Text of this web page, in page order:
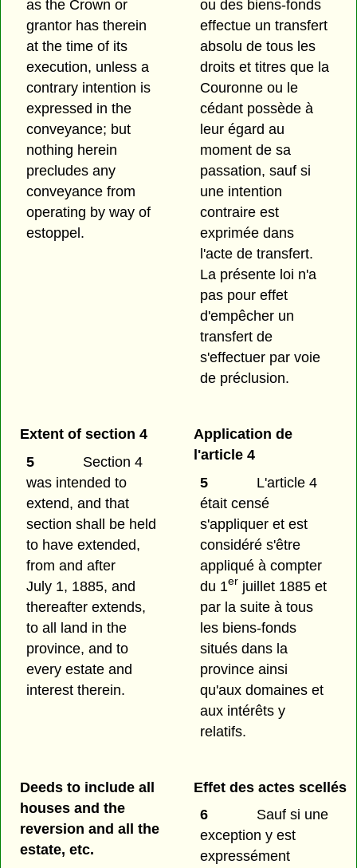
as the Crown or
grantor has therein
at the time of its
execution, unless a
contrary intention is
expressed in the
conveyance; but
nothing herein
precludes any
conveyance from
operating by way of
estoppel.
ou des biens-fonds
effectue un transfert
absolu de tous les
droits et titres que la
Couronne ou le
cédant possède à
leur égard au
moment de sa
passation, sauf si
une intention
contraire est
exprimée dans
l'acte de transfert.
La présente loi n'a
pas pour effet
d'empêcher un
transfert de
s'effectuer par voie
de préclusion.
Extent of section 4
5
Section 4
was intended to
extend, and that
section shall be held
to have extended,
from and after
July 1, 1885, and
thereafter extends,
to all land in the
province, and to
every estate and
interest therein.
Application de
l'article 4
5
L'article 4
était censé
s'appliquer et est
considéré s'être
appliqué à compter
du 1er juillet 1885 et
par la suite à tous
les biens-fonds
situés dans la
province ainsi
qu'aux domaines et
aux intérêts y
relatifs.
Deeds to include all
houses and the
reversion and all the
estate, etc.
Effet des actes scellés
6
Sauf si une
exception y est
expressément